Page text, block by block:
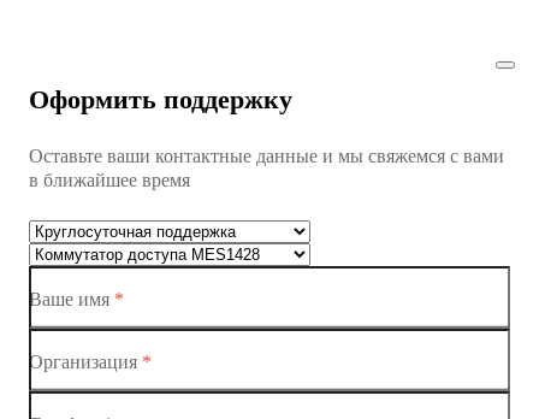
Коммутатор доступа MES1428
Коммутатор доступа MES1428
Коммутаторы доступа
Коммутатор доступа MES1428-02
Оформить поддержку
Оставьте ваши контактные данные и мы свяжемся с вами
в ближайшее время
Ваше имя *
Организация *